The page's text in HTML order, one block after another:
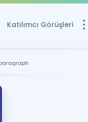
Katılımcı Görüşleri
Ücretsiz